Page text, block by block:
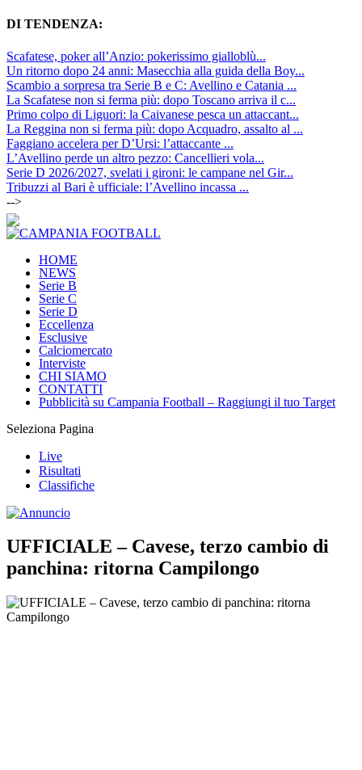
DI TENDENZA:
Scafatese, poker all’Anzio: pokerissimo gialloblù...
Un ritorno dopo 24 anni: Masecchia alla guida della Boy...
Scambio a sorpresa tra Serie B e C: Avellino e Catania ...
La Scafatese non si ferma più: dopo Toscano arriva il c...
Primo colpo di Liguori: la Caivanese pesca un attaccant...
La Reggina non si ferma più: dopo Acquadro, assalto al ...
Faggiano accelera per D’Ursi: l’attaccante ...
L’Avellino perde un altro pezzo: Cancellieri vola...
Serie D 2026/2027, svelati i gironi: le campane nel Gir...
Tribuzzi al Bari è ufficiale: l’Avellino incassa ...
-->
HOME
NEWS
Serie B
Serie C
Serie D
Eccellenza
Esclusive
Calciomercato
Interviste
CHI SIAMO
CONTATTI
Pubblicità su Campania Football – Raggiungi il tuo Target
Seleziona Pagina
Live
Risultati
Classifiche
UFFICIALE – Cavese, terzo cambio di
panchina: ritorna Campilongo